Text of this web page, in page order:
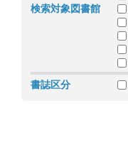
検索対象図書館
書誌区分